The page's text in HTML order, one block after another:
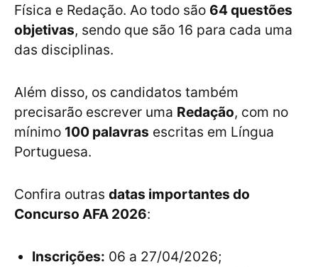
Física e Redação. Ao todo são 64 questões
objetivas, sendo que são 16 para cada uma
das disciplinas.
Além disso, os candidatos também
precisarão escrever uma Redação, com no
mínimo 100 palavras escritas em Língua
Portuguesa.
Confira outras datas importantes do
Concurso AFA 2026:
Inscrições: 06 a 27/04/2026;